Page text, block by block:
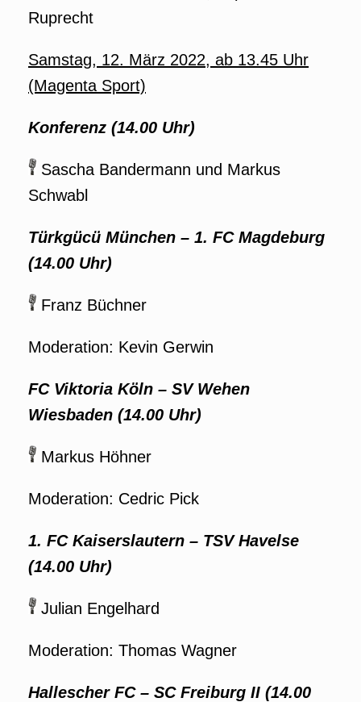
Ruprecht
Samstag, 12. März 2022, ab 13.45 Uhr
(Magenta Sport)
Konferenz (14.00 Uhr)
Sascha Bandermann und Markus
Schwabl
Türkgücü München – 1. FC Magdeburg
(14.00 Uhr)
Franz Büchner
Moderation: Kevin Gerwin
FC Viktoria Köln – SV Wehen
Wiesbaden (14.00 Uhr)
Markus Höhner
Moderation: Cedric Pick
1. FC Kaiserslautern – TSV Havelse
(14.00 Uhr)
Julian Engelhard
Moderation: Thomas Wagner
Hallescher FC – SC Freiburg II (14.00